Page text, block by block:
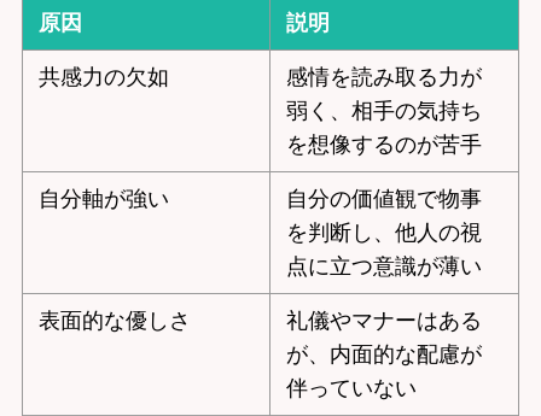
原因 説明
共感力の欠如
感情を読み取る力が
弱く、相手の気持ち
を想像するのが苦手
自分軸が強い
自分の価値観で物事
を判断し、他人の視
点に立つ意識が薄い
表面的な優しさ
礼儀やマナーはある
が、内面的な配慮が
伴っていない